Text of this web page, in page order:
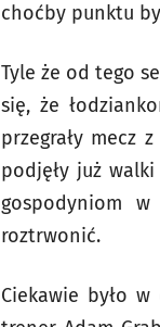
choćby punktu
Tyle że od tego
się, że
przegrały mecz
podjęły już
gospodyniom
roztrwonić.
Ciekawie było